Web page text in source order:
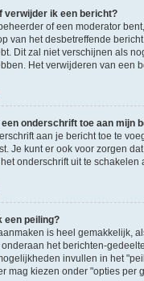
verwijder ik een bericht?
of een moderator
van het desbetreffende
Dit zal niet verschijnen als
Het verwijderen van een
onderschrift toe aan mijn
aan je bericht toe te
Je kunt er ook voor zorgen
onderschrift uit te schakelen
een peiling?
is heel gemakkelijk,
het berichten-
invullen in het
mag kiezen onder "opties per